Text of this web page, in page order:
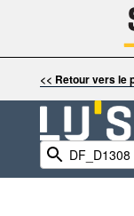
<< Retour vers le